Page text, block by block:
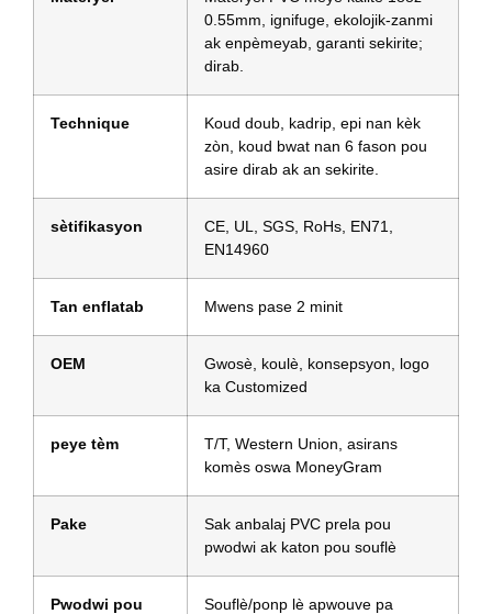
0.55mm, ignifuge, ekolojik-zanmi
ak enpèmeyab, garanti sekirite;
dirab.
Technique
Koud doub, kadrip, epi nan kèk
zòn, koud bwat nan 6 fason pou
asire dirab ak an sekirite.
sètifikasyon
CE, UL, SGS, RoHs, EN71,
EN14960
Tan enflatab Mwens pase 2 minit
OEM
Gwosè, koulè, konsepsyon, logo
ka Customized
peye tèm
T/T, Western Union, asirans
komès oswa MoneyGram
Pake
Sak anbalaj PVC prela pou
pwodwi ak katon pou souflè
Pwodwi pou
Souflè/ponp lè apwouve pa